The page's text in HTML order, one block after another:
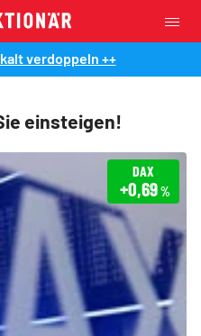
verdoppeln ++
einsteigen!
DAX
+0,69%